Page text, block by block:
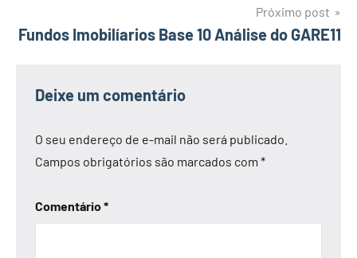
Próximo post
Fundos Imobilíarios Base 10 Análise do GARE11
Deixe um comentário
O seu endereço de e-mail não será publicado.
Campos obrigatórios são marcados com *
Comentário*